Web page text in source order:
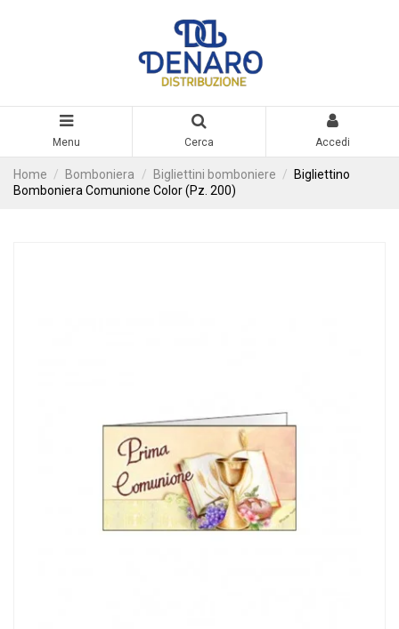
Menu Cerca Accedi
Home Bomboniera Bigliettini bomboniere
Bigliettino
Bomboniera Comunione Color (Pz. 200)